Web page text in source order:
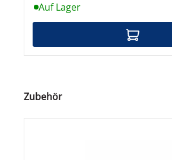
Auf Lager
Produktgalerie überspringen
Zubehör